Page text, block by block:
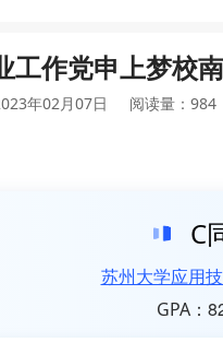
工作党申上梦校
年02月07日 阅读量：984
C
苏州大学应用
GPA：